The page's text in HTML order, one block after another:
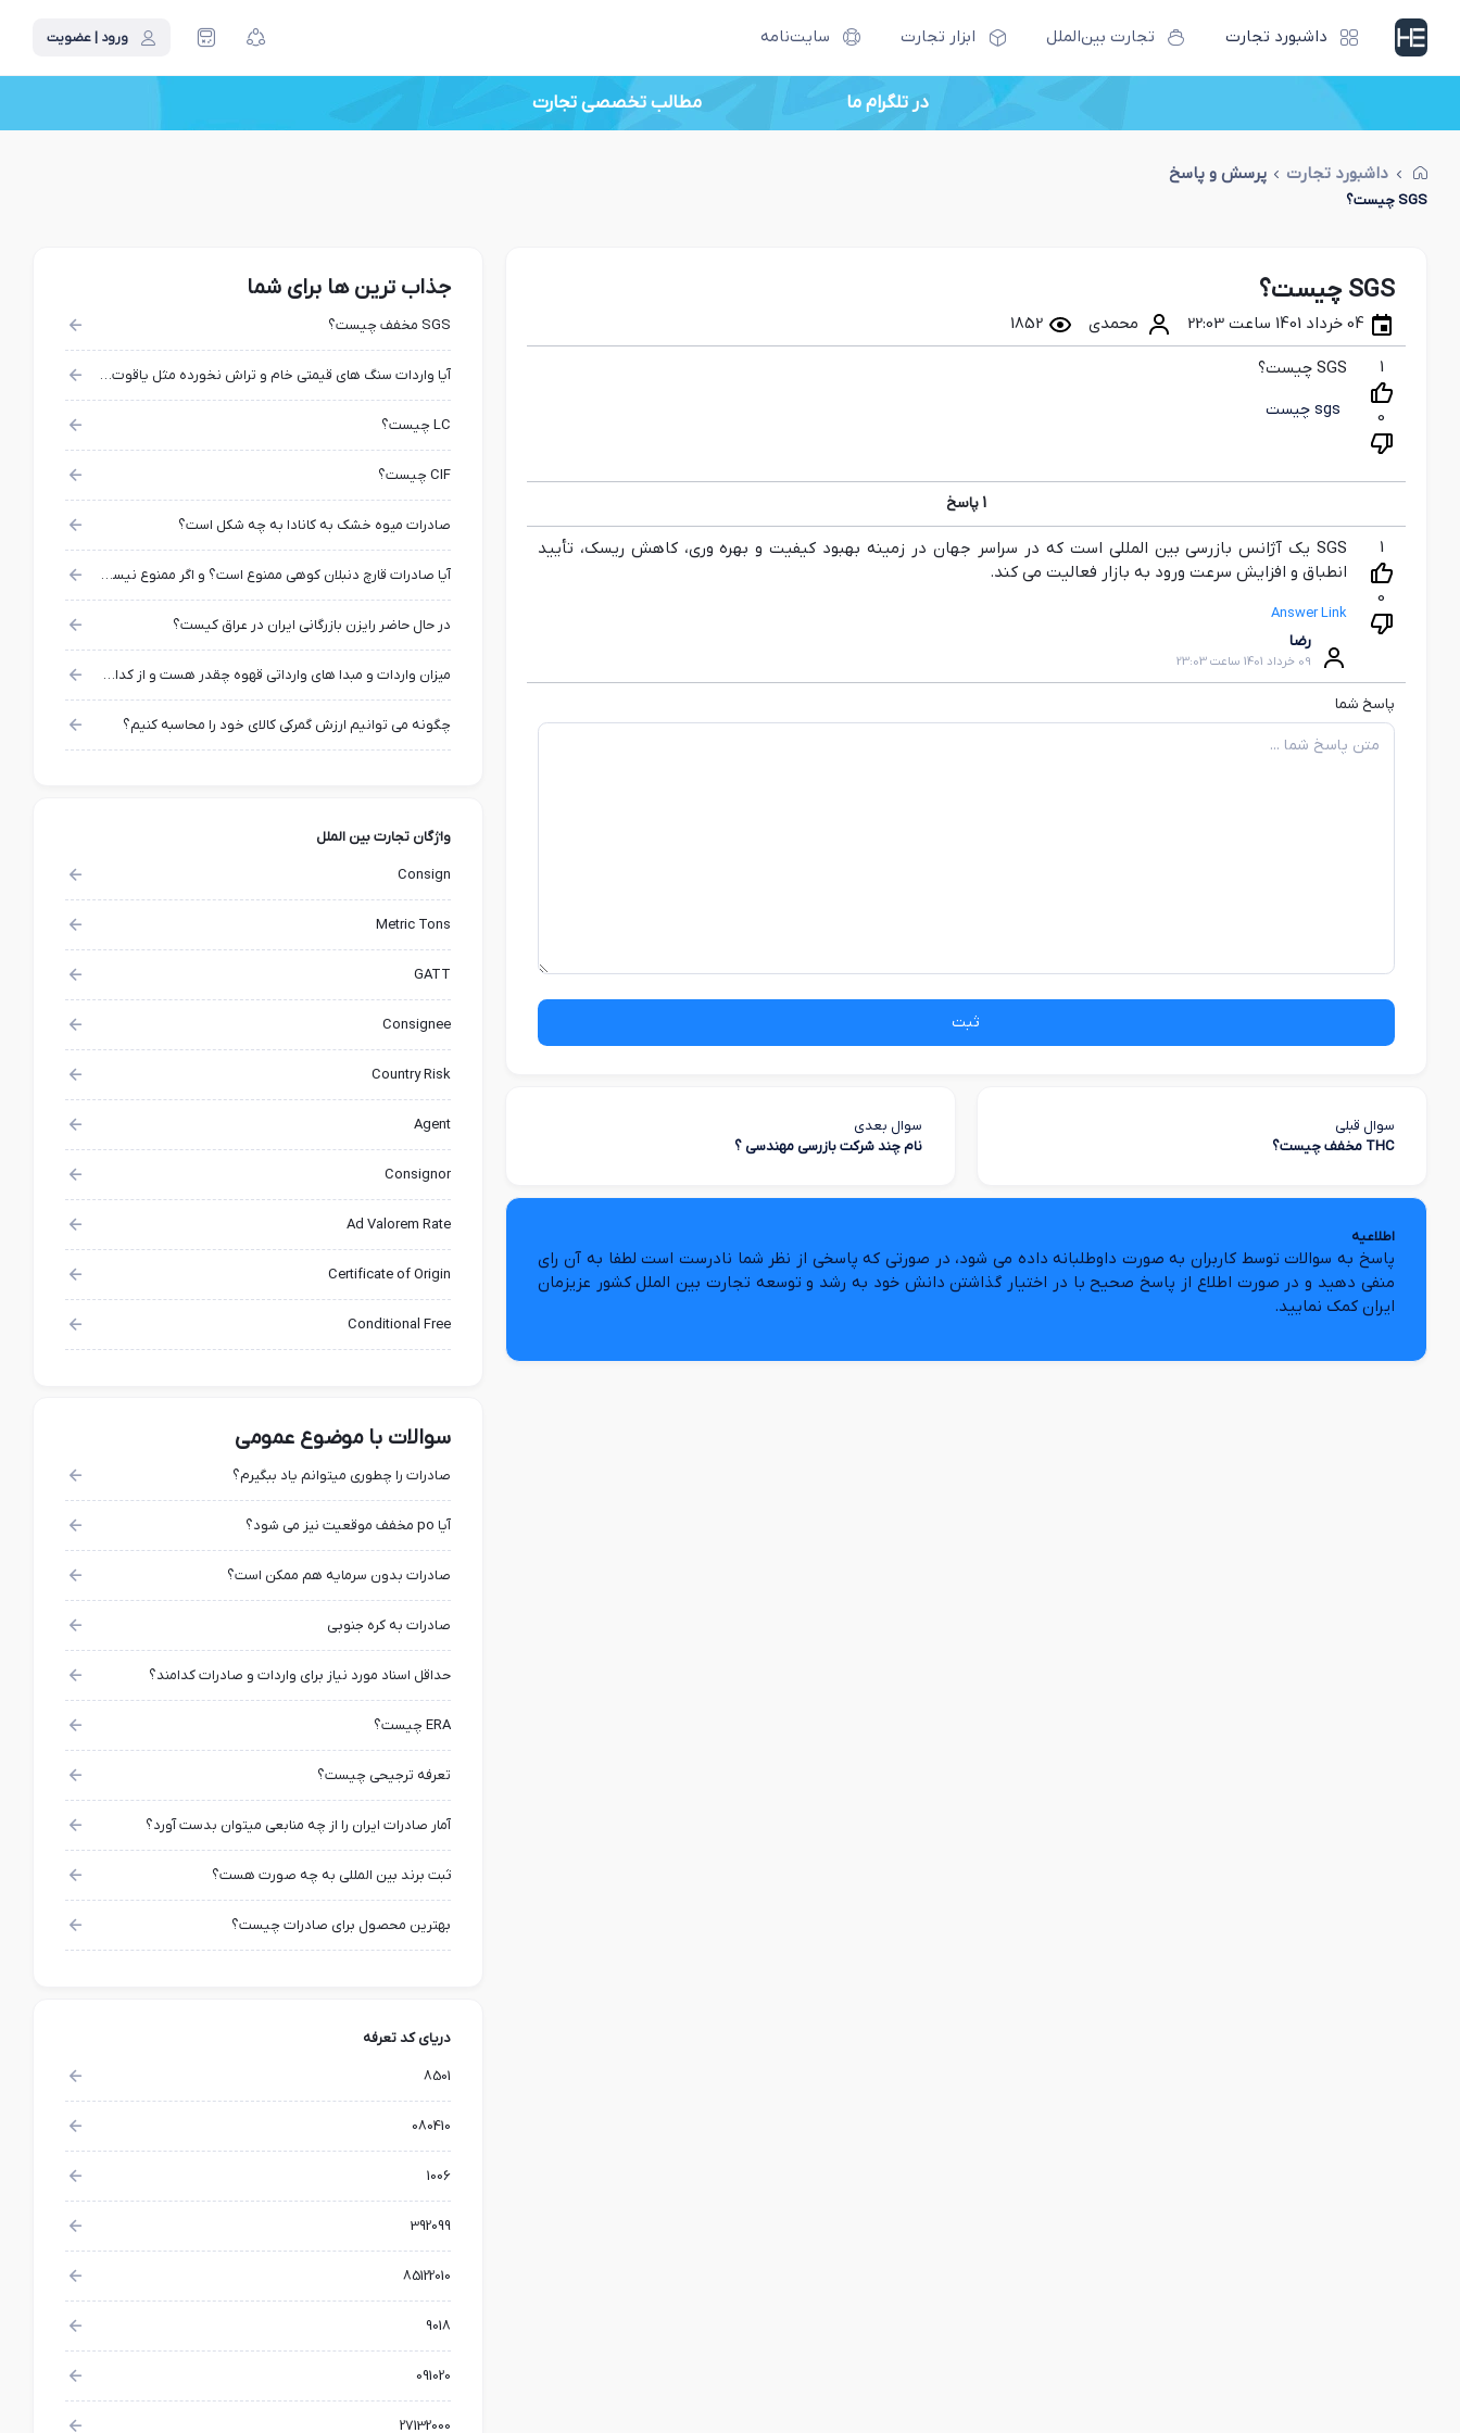
داشبورد تجارت تجارت بین‌الملل ابزار تجارت سایت‌نامه ورود | عضویت
در تلگرام ما مطالب تخصصی تجارت
داشبورد تجارت پرسش و پاسخ
SGS چیست؟
SGS چیست؟
04 خرداد 1401 ساعت 22:03 محمدی 1852
1
0
SGS چیست؟
sgs چیست
1 پاسخ
1
0
SGS یک آژانس بازرسی بین المللی است که در سراسر جهان در زمینه بهبود کیفیت و بهره وری، کاهش ریسک، تأیید
انطباق و افزایش سرعت ورود به بازار فعالیت می کند.
Answer Link
رضا
09 خرداد 1401 ساعت 23:03
پاسخ شما
ثبت
سوال قبلی
THC مخفف چیست؟
سوال بعدی
نام چند شرکت بازرسی مهندسی ؟
اطلاعیه
پاسخ به سوالات توسط کاربران به صورت داوطلبانه داده می شود، در صورتی که پاسخی از نظر شما نادرست است لطفا به آن رای
منفی دهید و در صورت اطلاع از پاسخ صحیح با در اختیار گذاشتن دانش خود به رشد و توسعه تجارت بین الملل کشور عزیزمان
ایران کمک نمایید.
جذاب ترین ها برای شما
SGS مخفف چیست؟
آیا واردات سنگ های قیمتی خام و تراش نخورده مثل یاقوت زمرد الماس و... ممنوع است؟
LC چیست؟
CIF چیست؟
صادرات میوه خشک به کانادا به چه شکل است؟
آیا صادرات قارچ دنبلان کوهی ممنوع است؟ و اگر ممنوع نیست به چه مجوزاتی نیاز دارد؟
در حال حاضر رایزن بازرگانی ایران در عراق کیست؟
میزان واردات و مبدا های وارداتی قهوه چقدر هست و از کدام کشور هاست؟
چگونه می توانیم ارزش گمرکی کالای خود را محاسبه کنیم؟
واژگان تجارت بین الملل
Consign
Metric Tons
GATT
Consignee
Country Risk
Agent
Consignor
Ad Valorem Rate
Certificate of Origin
Conditional Free
سوالات با موضوع عمومی
صادرات را چطوری میتوانم یاد ببگیرم؟
آیا po مخفف موقعیت نیز می شود؟
صادرات بدون سرمایه هم ممکن است؟
صادرات به کره جنوبی
حداقل اسناد مورد نیاز برای واردات و صادرات کدامند؟
ERA چیست؟
تعرفه ترجیحی چیست؟
آمار صادرات ایران را از چه منابعی میتوان بدست آورد؟
ثبت برند بین المللی به چه صورت هست؟
بهترین محصول برای صادرات چیست؟
دریای کد تعرفه
8501
080410
1006
392099
85122010
9018
091020
27132000